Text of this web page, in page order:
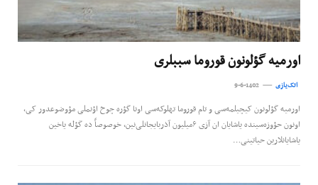
اورمیه گؤلونون قوروما سببلری
اتک‌یازی 9-6-1402
اورمیه گؤلونون کیچیلمه‌سی و تام قوروما تهلوکه‌‌‌سی اونا گؤره چوخ اؤنملی مؤوضوعدور کی،
اونون حؤوزه‌‌‌‌سینده یاشایان ان آزی ۶میلیون آذربایجانلی‌نین، خوصوصاً ده گؤله یاخین
یاشایانلارین حیاتینی…